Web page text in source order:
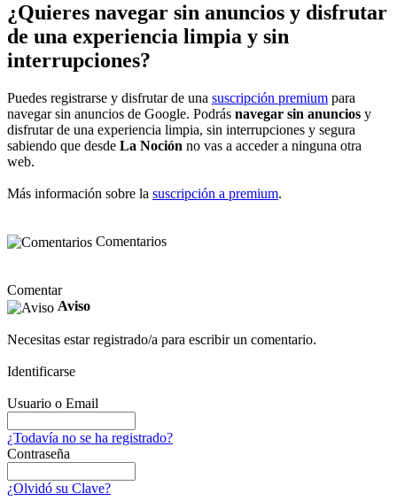
¿Quieres navegar sin anuncios y disfrutar
de una experiencia limpia y sin
interrupciones?
Puedes registrarse y disfrutar de una suscripción premium para
navegar sin anuncios de Google. Podrás navegar sin anuncios y
disfrutar de una experiencia limpia, sin interrupciones y segura
sabiendo que desde La Noción no vas a acceder a ninguna otra
web.
Más información sobre la suscripción a premium.
Comentarios
Comentar
Aviso
Necesitas estar registrado/a para escribir un comentario.
Identificarse
Usuario o Email
¿Todavía no se ha registrado?
Contraseña
¿Olvidó su Clave?